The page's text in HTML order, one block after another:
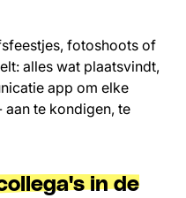
fotoshoots of
alles wat plaatsvindt,
app om elke
te kondigen, te
in de